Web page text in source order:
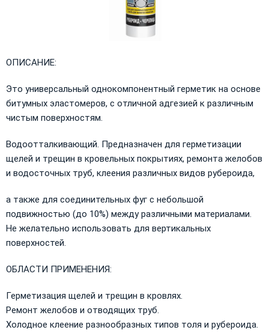
ОПИСАНИЕ:
Это универсальный однокомпонентный герметик на основе
битумных эластомеров, с отличной адгезией к различным
чистым поверхностям.
Водоотталкивающий. Предназначен для герметизации
щелей и трещин в кровельных покрытиях, ремонта желобов
и водосточных труб, клеения различных видов рубероида,
а также для соединительных фуг с небольшой
подвижностью (до 10%) между различными материалами.
Не желательно использовать для вертикальных
поверхностей.
ОБЛАСТИ ПРИМЕНЕНИЯ:
Герметизация щелей и трещин в кровлях.
Ремонт желобов и отводящих труб.
Холодное клеение разнообразных типов толя и рубероида.